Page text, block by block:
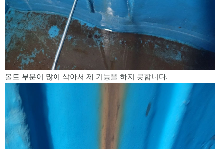
볼트 부분이 많이 삭아서 제 기능을 하지 못합니다.